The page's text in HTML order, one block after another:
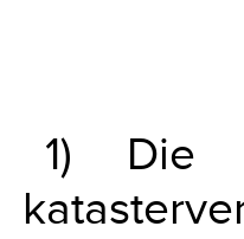
1) Die